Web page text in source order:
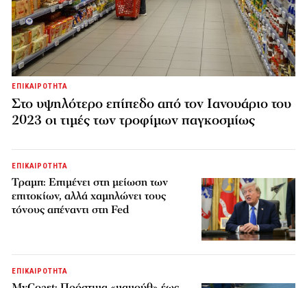
ΕΠΙΚΑΙΡΟΤΗΤΑ
Στο υψηλότερο επίπεδο από τον Ιανουάριο του
2023 οι τιμές των τροφίμων παγκοσμίως
ΕΠΙΚΑΙΡΟΤΗΤΑ
Τραμπ: Επιμένει στη μείωση των
επιτοκίων, αλλά χαμηλώνει τους
τόνους απέναντι στη Fed
ΕΠΙΚΑΙΡΟΤΗΤΑ